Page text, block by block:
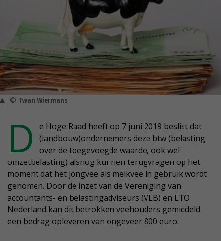
© Twan Wiermans
D
e Hoge Raad heeft op 7 juni 2019 beslist dat
(landbouw)ondernemers deze btw (belasting
over de toegevoegde waarde, ook wel
omzetbelasting) alsnog kunnen terugvragen op het
moment dat het jongvee als melkvee in gebruik wordt
genomen. Door de inzet van de Vereniging van
accountants- en belastingadviseurs (VLB) en LTO
Nederland kan dit betrokken veehouders gemiddeld
een bedrag opleveren van ongeveer 800 euro.